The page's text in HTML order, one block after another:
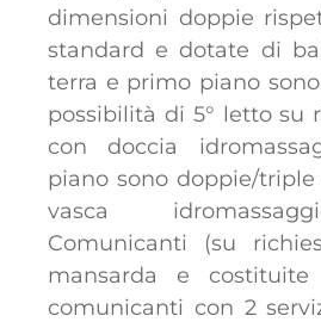
dimensioni doppie
standard e dotate di
terra e primo piano
possibilità di 5° letto su
con doccia
piano sono doppie/
vasca
Comunicanti (su
mansarda e
comunicanti con 2